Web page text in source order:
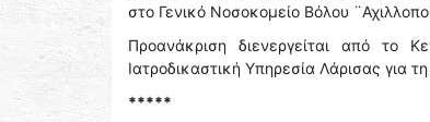
στο Γενικό Νοσοκομείο Βόλου
Προανάκριση διενεργείται από το
Ιατροδικαστική Υπηρεσία Λάρισας για
*****